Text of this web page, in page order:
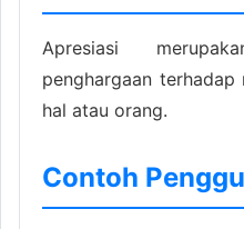
Apresiasi
penghargaan
hal atau orang.
Contoh